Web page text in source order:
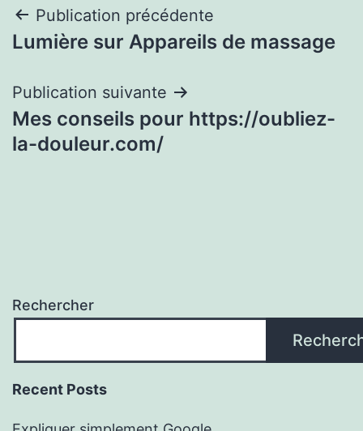
Navigation
de
l’article
Publication précédente
Lumière sur Appareils de massage
Publication suivante
Mes conseils pour https://oubliez-
la-douleur.com/
Rechercher
Recent Posts